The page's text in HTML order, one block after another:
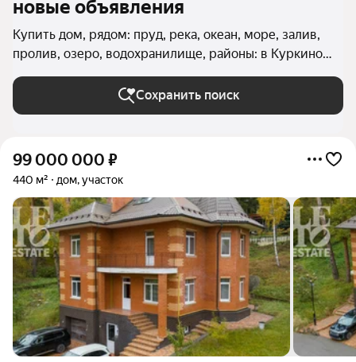
новые объявления
Купить дом, рядом: пруд, река, океан, море, залив,
пролив, озеро, водохранилище, районы: в Куркино
(Северо-Западный округ) в Москве и МО
Сохранить поиск
99 000 000 ₽
440 м² дом, участок